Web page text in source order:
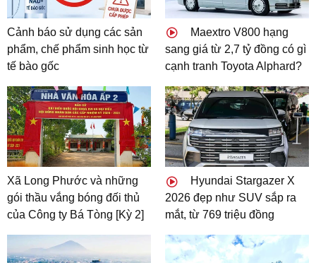
Cảnh báo sử dụng các sản
phẩm, chế phẩm sinh học từ
tế bào gốc
Maextro V800 hạng
sang giá từ 2,7 tỷ đồng có gì
cạnh tranh Toyota Alphard?
Xã Long Phước và những
gói thầu vắng bóng đối thủ
của Công ty Bá Tòng [Kỳ 2]
Hyundai Stargazer X
2026 đẹp như SUV sắp ra
mắt, từ 769 triệu đồng